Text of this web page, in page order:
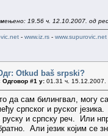
19.56 ч. 12.10.2007. од
- www.iz.rs - www.supurovic.net
Otkud baš srpski?
Одговор #1 у: 01.31 ч. 15.12.2007.
да сам билингвал, могу
српског и руског
и српску реч. Или
Али језик којим се